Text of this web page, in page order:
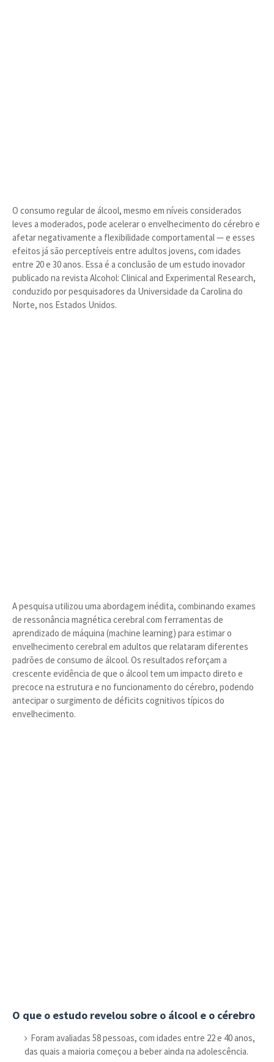
O consumo regular de álcool, mesmo em níveis considerados
leves a moderados, pode acelerar o envelhecimento do cérebro e
afetar negativamente a flexibilidade comportamental — e esses
efeitos já são perceptíveis entre adultos jovens, com idades
entre 20 e 30 anos. Essa é a conclusão de um estudo inovador
publicado na revista Alcohol: Clinical and Experimental Research,
conduzido por pesquisadores da Universidade da Carolina do
Norte, nos Estados Unidos.
A pesquisa utilizou uma abordagem inédita, combinando exames
de ressonância magnética cerebral com ferramentas de
aprendizado de máquina (machine learning) para estimar o
envelhecimento cerebral em adultos que relataram diferentes
padrões de consumo de álcool. Os resultados reforçam a
crescente evidência de que o álcool tem um impacto direto e
precoce na estrutura e no funcionamento do cérebro, podendo
antecipar o surgimento de déficits cognitivos típicos do
envelhecimento.
O que o estudo revelou sobre o álcool e o cérebro
Foram avaliadas 58 pessoas, com idades entre 22 e 40 anos,
das quais a maioria começou a beber ainda na adolescência.